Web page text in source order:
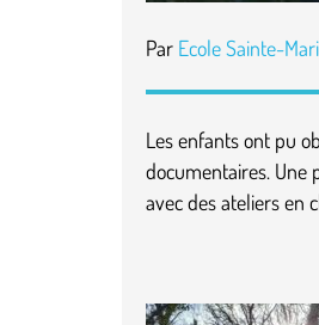
Par Ecole Sainte-
Les enfants ont pu
documentaires. Une
avec des ateliers en